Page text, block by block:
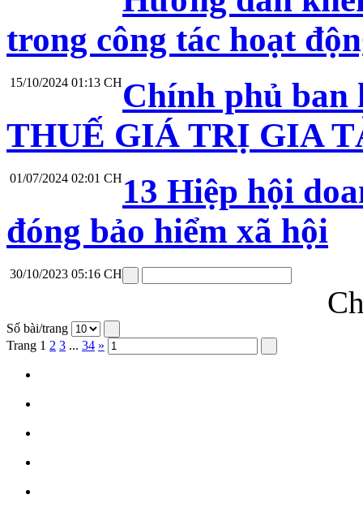
trong công tác hoạt
15/10/2024 01:13 CHChính phủ
THUẾ GIÁ TRỊ GIA
01/07/2024 02:01 CH 13 Hiệp hội
đóng bảo hiểm xã hội
30/10/2023 05:16 CH
Số bài/trang
Trang 1 2 3 ... 34 »